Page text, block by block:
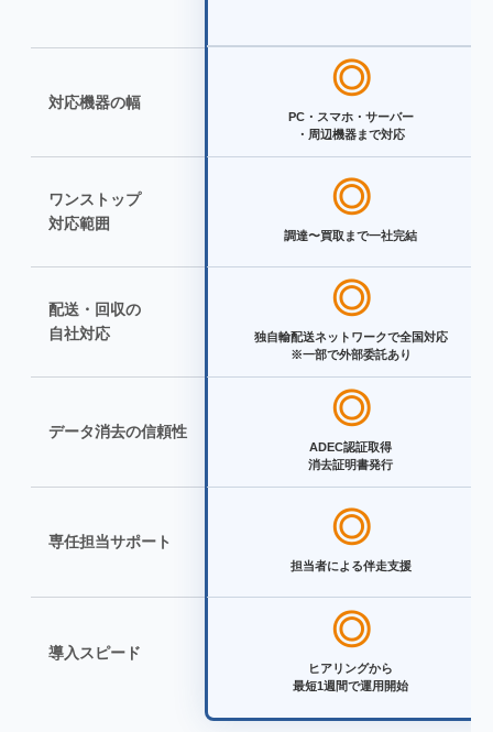
対応機器の幅
ワンストップ
対応範囲
配送・回収の
自社対応
データ消去の信頼性
専任担当サポート
導入スピード
◎
PC・スマホ・サーバー
・周辺機器まで対応
◎
調達〜買取まで一社完結
◎
独自輸配送ネットワークで全国対応
※一部で外部委託あり
◎
ADEC認証取得
消去証明書発行
◎
担当者による伴走支援
◎
ヒアリングから
最短1週間で運用開始